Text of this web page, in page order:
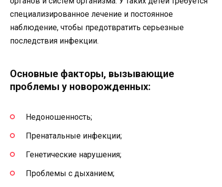
специализированное лечение и постоянное
наблюдение, чтобы предотвратить серьезные
последствия инфекции.
Основные факторы, вызывающие
проблемы у новорожденных:
Недоношенность;
Пренатальные инфекции;
Генетические нарушения;
Проблемы с дыханием;